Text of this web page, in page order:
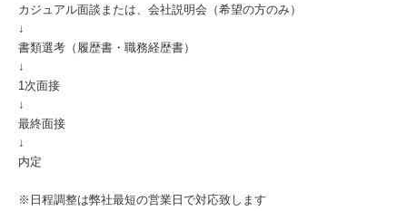
カジュアル面談または、会社説明会（希望の方のみ）
↓
書類選考（履歴書・職務経歴書）
↓
1次面接
↓
最終面接
↓
内定
※日程調整は弊社最短の営業日で対応致します